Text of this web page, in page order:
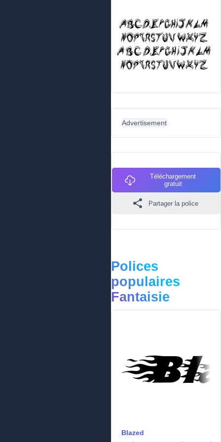
Advertisement
Téléchargement
gratuit
Partager la police
Polices
populaires
Fantaisie
Blazed